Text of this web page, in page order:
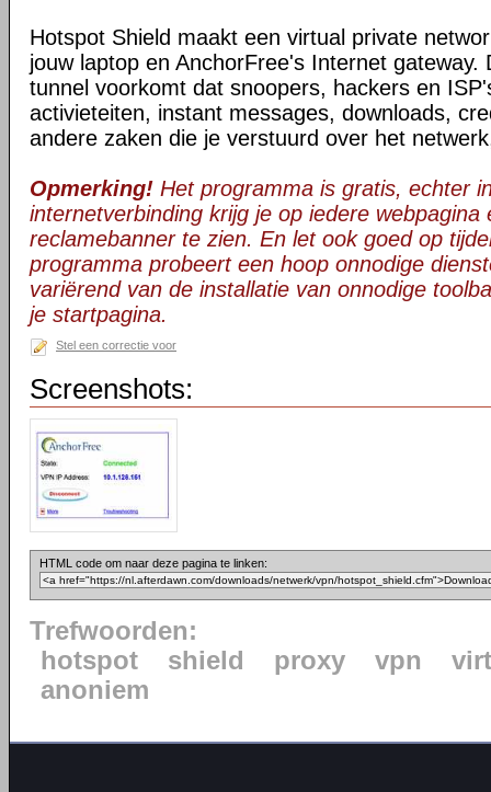
Hotspot Shield maakt een virtual private
jouw laptop en AnchorFree's Internet gateway.
tunnel voorkomt dat snoopers, hackers en
activieteiten, instant messages, downloads,
andere zaken die je verstuurd over het
Opmerking! Het programma is gratis, echter
internetverbinding krijg je op iedere webpagina
reclamebanner te zien. En let ook goed op
programma probeert een hoop onnodige
variërend van de installatie van onnodige
je startpagina.
Stel een correctie voor
Screenshots:
HTML code om naar deze pagina te linken:
Trefwoorden:
hotspot
shield proxy vpn
anoniem